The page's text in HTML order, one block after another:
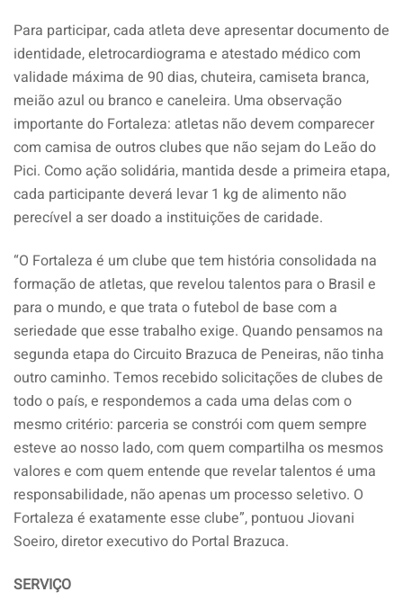
Para participar, cada atleta deve apresentar documento de
identidade, eletrocardiograma e atestado médico com
validade máxima de 90 dias, chuteira, camiseta branca,
meião azul ou branco e caneleira. Uma observação
importante do Fortaleza: atletas não devem comparecer
com camisa de outros clubes que não sejam do Leão do
Pici. Como ação solidária, mantida desde a primeira etapa,
cada participante deverá levar 1 kg de alimento não
perecível a ser doado a instituições de caridade.
“O Fortaleza é um clube que tem história consolidada na
formação de atletas, que revelou talentos para o Brasil e
para o mundo, e que trata o futebol de base com a
seriedade que esse trabalho exige. Quando pensamos na
segunda etapa do Circuito Brazuca de Peneiras, não tinha
outro caminho. Temos recebido solicitações de clubes de
todo o país, e respondemos a cada uma delas com o
mesmo critério: parceria se constrói com quem sempre
esteve ao nosso lado, com quem compartilha os mesmos
valores e com quem entende que revelar talentos é uma
responsabilidade, não apenas um processo seletivo. O
Fortaleza é exatamente esse clube”, pontuou Jiovani
Soeiro, diretor executivo do Portal Brazuca.
SERVIÇO